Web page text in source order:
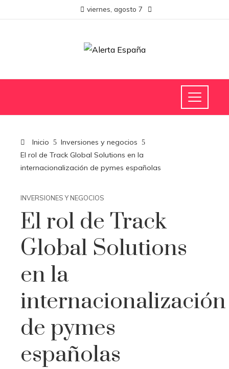
viernes, agosto 7
Inicio
Inversiones y negocios
El rol de Track Global Solutions en la
internacionalización de pymes españolas
INVERSIONES Y NEGOCIOS
El rol de Track
Global Solutions
en la
internacionalización
de pymes
españolas